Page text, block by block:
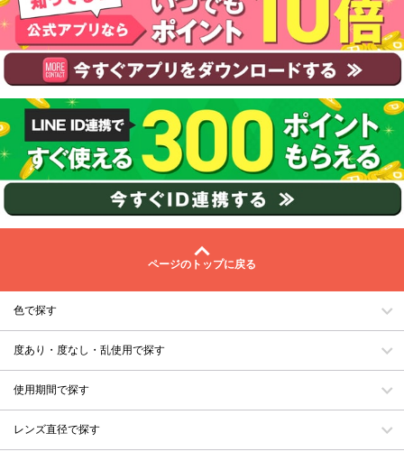
ページのトップに戻る
色で探す
度あり・度なし・乱使用で探す
使用期間で探す
レンズ直径で探す